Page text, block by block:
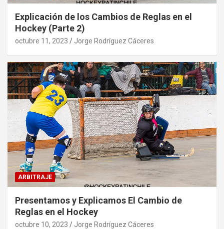
Explicación de los Cambios de Reglas en el
Hockey (Parte 2)
octubre 11, 2023 Jorge Rodríguez Cáceres
ARBITRAJE
Presentamos y Explicamos El Cambio de
Reglas en el Hockey
octubre 10, 2023 Jorge Rodríguez Cáceres